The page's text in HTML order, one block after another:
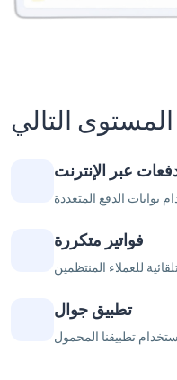
التالي
عبر الإنترنت
فواتير متكررة
تطبيق جوال